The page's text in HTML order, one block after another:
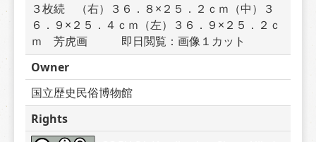
３枚続　（右）３６．８×２５．２ｃｍ（中）３
６．９×２５．４ｃｍ（左）３６．９×２５．２ｃ
ｍ　芳虎画　　　即日閲覧：画像１カット
Owner
国立歴史民俗博物館
Rights